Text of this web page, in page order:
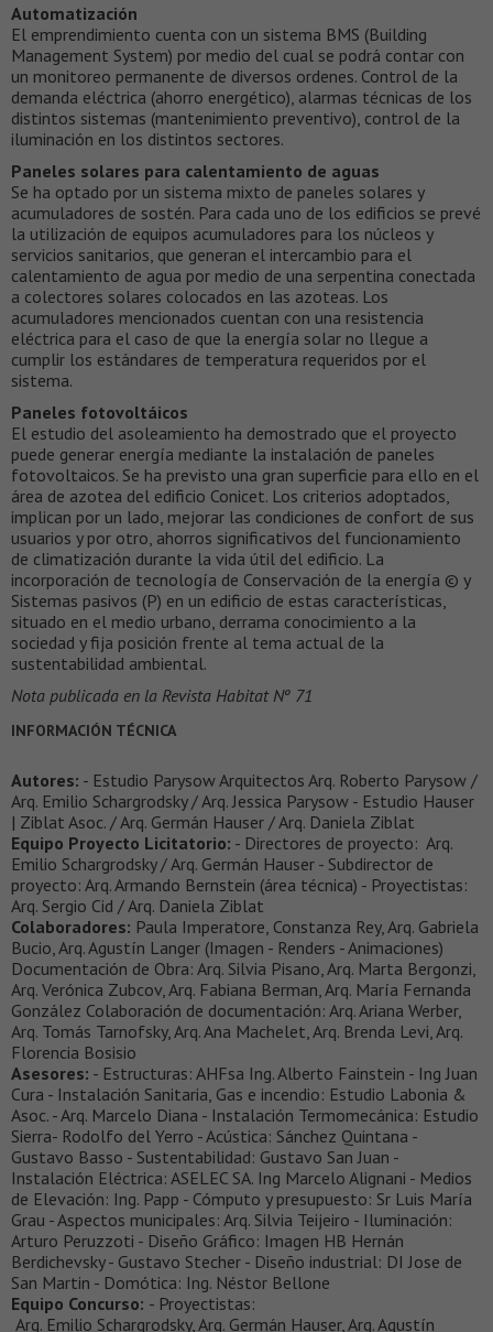
Automatización
El emprendimiento cuenta con un sistema BMS (Building
Management System) por medio del cual se podrá contar con
un monitoreo permanente de diversos ordenes. Control de la
demanda eléctrica (ahorro energético), alarmas técnicas de los
distintos sistemas (mantenimiento preventivo), control de la
iluminación en los distintos sectores.
Paneles solares para calentamiento de aguas
Se ha optado por un sistema mixto de paneles solares y
acumuladores de sostén. Para cada uno de los edificios se prevé
la utilización de equipos acumuladores para los núcleos y
servicios sanitarios, que generan el intercambio para el
calentamiento de agua por medio de una serpentina conectada
a colectores solares colocados en las azoteas. Los
acumuladores mencionados cuentan con una resistencia
eléctrica para el caso de que la energía solar no llegue a
cumplir los estándares de temperatura requeridos por el
sistema.
Paneles fotovoltáicos
El estudio del asoleamiento ha demostrado que el proyecto
puede generar energía mediante la instalación de paneles
fotovoltaicos. Se ha previsto una gran superficie para ello en el
área de azotea del edificio Conicet. Los criterios adoptados,
implican por un lado, mejorar las condiciones de confort de sus
usuarios y por otro, ahorros significativos del funcionamiento
de climatización durante la vida útil del edificio. La
incorporación de tecnología de Conservación de la energía © y
Sistemas pasivos (P) en un edificio de estas características,
situado en el medio urbano, derrama conocimiento a la
sociedad y fija posición frente al tema actual de la
sustentabilidad ambiental.
Nota publicada en la Revista Habitat Nº 71
INFORMACIÓN TÉCNICA
Autores: - Estudio Parysow Arquitectos Arq. Roberto Parysow /
Arq. Emilio Schargrodsky / Arq. Jessica Parysow - Estudio Hauser
| Ziblat Asoc. / Arq. Germán Hauser / Arq. Daniela Ziblat
Equipo Proyecto Licitatorio: - Directores de proyecto: Arq.
Emilio Schargrodsky / Arq. Germán Hauser - Subdirector de
proyecto: Arq. Armando Bernstein (área técnica) - Proyectistas:
Arq. Sergio Cid / Arq. Daniela Ziblat
Colaboradores: Paula Imperatore, Constanza Rey, Arq. Gabriela
Bucio, Arq. Agustín Langer (Imagen - Renders - Animaciones)
Documentación de Obra: Arq. Silvia Pisano, Arq. Marta Bergonzi,
Arq. Verónica Zubcov, Arq. Fabiana Berman, Arq. María Fernanda
González Colaboración de documentación: Arq. Ariana Werber,
Arq. Tomás Tarnofsky, Arq. Ana Machelet, Arq. Brenda Levi, Arq.
Florencia Bosisio
Asesores: - Estructuras: AHFsa Ing. Alberto Fainstein - Ing Juan
Cura - Instalación Sanitaria, Gas e incendio: Estudio Labonia &
Asoc. - Arq. Marcelo Diana - Instalación Termomecánica: Estudio
Sierra- Rodolfo del Yerro - Acústica: Sánchez Quintana -
Gustavo Basso - Sustentabilidad: Gustavo San Juan -
Instalación Eléctrica: ASELEC SA. Ing Marcelo Alignani - Medios
de Elevación: Ing. Papp - Cómputo y presupuesto: Sr Luis María
Grau - Aspectos municipales: Arq. Silvia Teijeiro - Iluminación:
Arturo Peruzzoti - Diseño Gráfico: Imagen HB Hernán
Berdichevsky - Gustavo Stecher - Diseño industrial: DI Jose de
San Martin - Domótica: Ing. Néstor Bellone
Equipo Concurso: - Proyectistas:
Arq. Emilio Schargrodsky, Arq. Germán Hauser, Arq. Agustín